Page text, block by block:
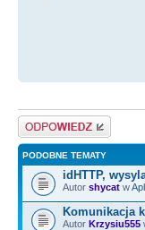
Odpowiedz
PODOBNE TEMATY
idHTTP,
Autor shycat w
Komunikacja
Autor Krzysiu555